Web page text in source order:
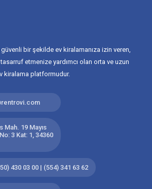
bir şekilde ev kiralamanıza izin veren,
etmenize yardımcı olan orta ve uzun
kiralama platformudur.
Mah. 19 Mayıs
3 Kat: 1, 34360
430 03 00 | (554) 341 63 62